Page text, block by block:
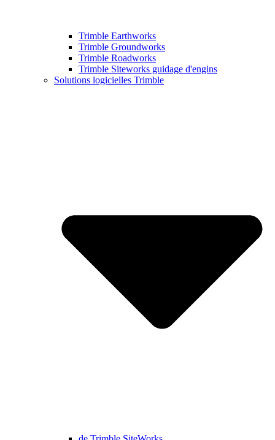
Trimble Earthworks
Trimble Groundworks
Trimble Roadworks
Trimble Siteworks guidage d'engins
Solutions logicielles Trimble